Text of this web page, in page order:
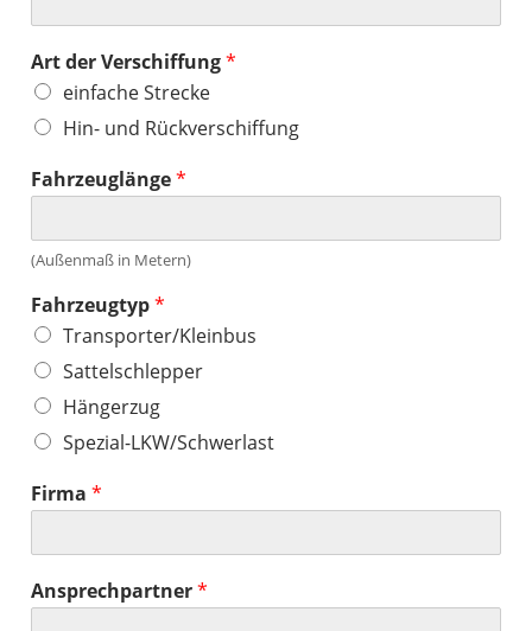
Art der Verschiffung*
einfache Strecke
Hin- und Rückverschiffung
Fahrzeuglänge*
(Außenmaß in Metern)
Fahrzeugtyp*
Transporter/Kleinbus
Sattelschlepper
Hängerzug
Spezial-LKW/Schwerlast
Firma *
Ansprechpartner*